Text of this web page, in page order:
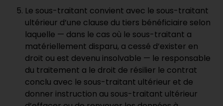
Le sous-traitant convient avec le sous-traitant
ultérieur d’une clause du tiers bénéficiaire selon
laquelle — dans le cas où le sous-traitant a
matériellement disparu, a cessé d’exister en
droit ou est devenu insolvable — le responsable
du traitement a le droit de résilier le contrat
conclu avec le sous-traitant ultérieur et de
donner instruction au sous-traitant ultérieur